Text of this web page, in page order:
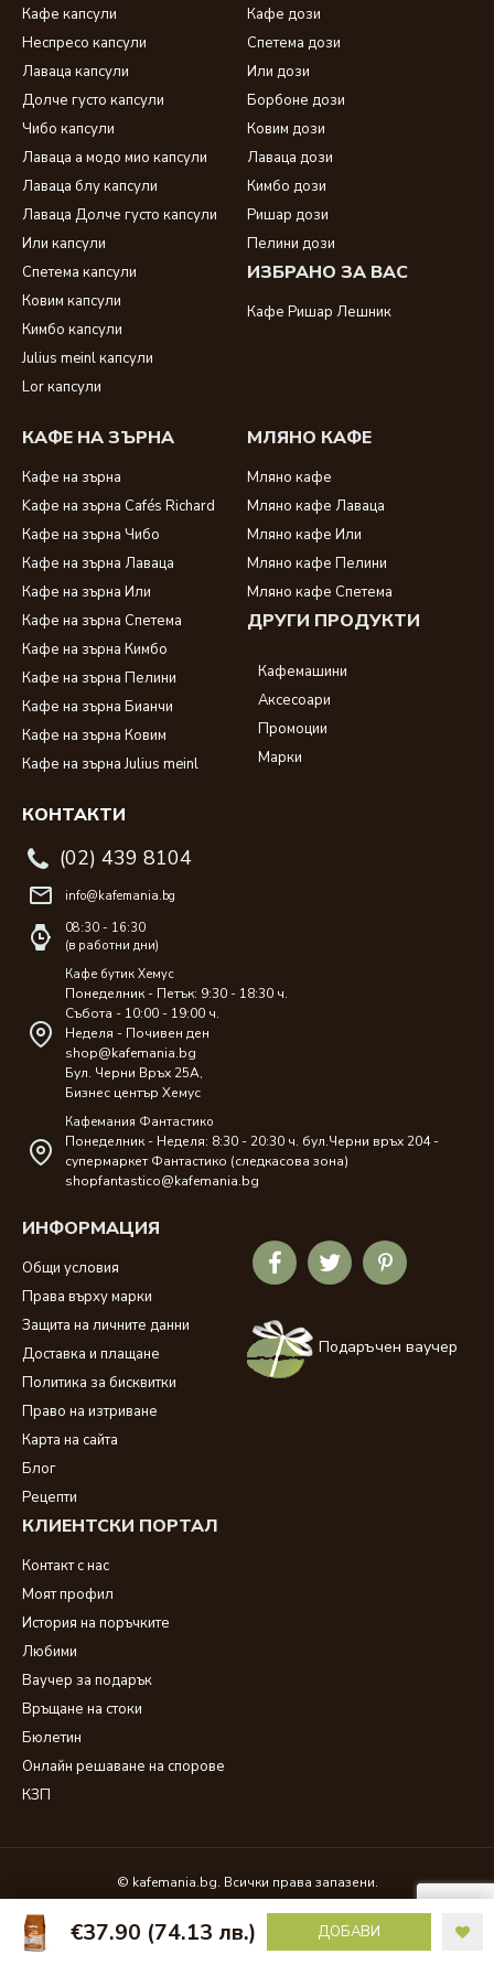
€37.90 (74.13 лв.) ДОБАВИ
Кафе капсули
Неспресо капсули
Лаваца капсули
Долче густо капсули
Чибо капсули
Лаваца а модо мио капсули
Лаваца блу капсули
Лаваца Долче густо капсули
Или капсули
Спетема капсули
Ковим капсули
Кимбо капсули
Julius meinl капсули
Lor капсули
Кафе дози
Спетема дози
Или дози
Борбоне дози
Ковим дози
Лаваца дози
Кимбо дози
Ришар дози
Пелини дози
ИЗБРАНО ЗА ВАС
Кафе Ришар Лешник
КАФЕ НА ЗЪРНА
Кафе на зърна
Kафе на зърна Cafés Richard
Кафе на зърна Чибо
Кафе на зърна Лаваца
Кафе на зърна Или
Кафе на зърна Спетема
Кафе на зърна Кимбо
Кафе на зърна Пелини
Кафе на зърна Бианчи
Кафе на зърна Ковим
Кафе на зърна Julius meinl
МЛЯНО КАФЕ
Мляно кафе
Мляно кафе Лаваца
Мляно кафе Или
Мляно кафе Пелини
Мляно кафе Спетема
ДРУГИ ПРОДУКТИ
Кафемашини
Аксесоари
Промоции
Марки
КОНТАКТИ
(02) 439 8104
info@kafemania.bg
08:30 - 16:30
(в работни дни)
Кафе бутик Хемус
Понеделник - Петък: 9:30 - 18:30 ч.
Събота - 10:00 - 19:00 ч.
Неделя - Почивен ден
shop@kafemania.bg
Бул. Черни Връх 25A,
Бизнес център Хемус
Кафемания Фантастико
Понеделник - Неделя: 8:30 - 20:30 ч. бул.Черни връх 204 -
супермаркет Фантастико (следкасова зона)
shopfantastico@kafemania.bg
ИНФОРМАЦИЯ
Общи условия
Права върху марки
Защита на личните данни
Доставка и плащане
Политика за бисквитки
Право на изтриване
Карта на сайта
Блог
Рецепти
КЛИЕНТСКИ ПОРТАЛ
Контакт с нас
Моят профил
История на поръчките
Любими
Ваучер за подарък
Връщане на стоки
Бюлетин
Онлайн решаване на спорове
КЗП
Подаръчен ваучер
© kafemania.bg. Всички права запазени.